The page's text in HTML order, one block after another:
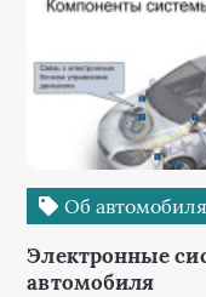
Об
Электронные
автомобиля